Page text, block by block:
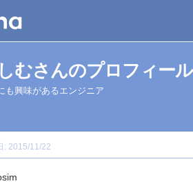
むさんのプロフィール
も興味があるエンジニア
: 2015/11/22